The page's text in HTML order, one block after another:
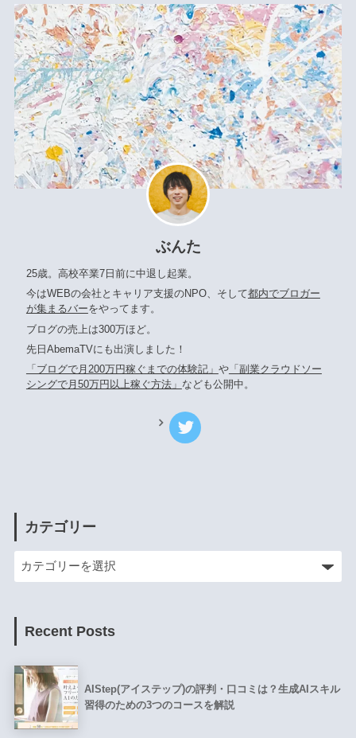
ぶんた
25歳。高校卒業7日前に中退し起業。
今はWEBの会社とキャリア支援のNPO、そして都内でブロガー
が集まるバーをやってます。
ブログの売上は300万ほど。
先日AbemaTVにも出演しました！
「ブログで月200万円稼ぐまでの体験記」 や「副業クラウドソー
シングで月50万円以上稼ぐ方法」 なども公開中。
カテゴリー
Recent Posts
AIStep(アイステップ)の評判・口コミは？生成AIスキル
習得のための3つのコースを解説